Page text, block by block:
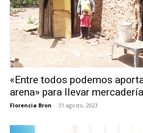
«Entre todos podemos
arena» para llevar
Florencia Bron - 31 agosto, 2023